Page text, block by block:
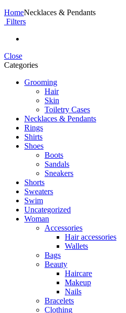
HomeNecklaces & Pendants
Filters
Close
Categories
Grooming
Hair
Skin
Toiletry Cases
Necklaces & Pendants
Rings
Shirts
Shoes
Boots
Sandals
Sneakers
Shorts
Sweaters
Swim
Uncategorized
Woman
Accessories
Hair accessories
Wallets
Bags
Beauty
Haircare
Makeup
Nails
Bracelets
Clothing